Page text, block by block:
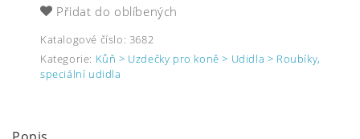
Přidat do oblíbených
Katalogové číslo: 3682
Kategorie: Kůň > Uzdečky pro koně > Udidla > Roubíky,
speciální udidla